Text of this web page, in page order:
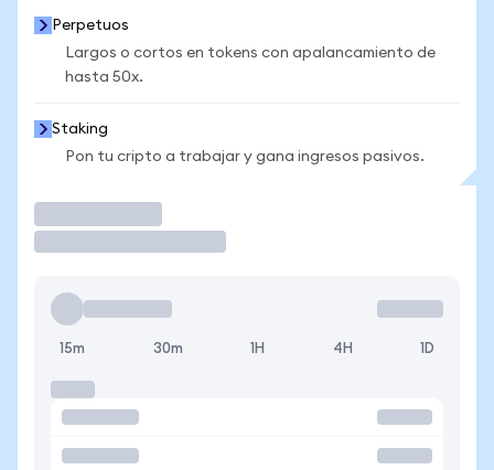
Perpetuos
Largos o cortos en tokens con apalancamiento de
hasta 50x.
Staking
Pon tu cripto a trabajar y gana ingresos pasivos.
15m 30m 1H 4H 1D